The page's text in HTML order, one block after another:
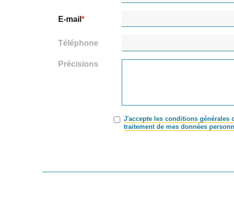
E-mail
Téléphone
Précisions
J'accepte les conditions générales
traitement de mes données